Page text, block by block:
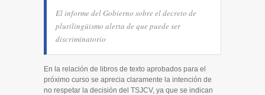
El informe del Gobierno sobre el decreto de
plurilingüismo alerta de que puede ser
discriminatorio
En la relación de libros de texto aprobados para el
próximo curso se aprecia claramente la intención de
no respetar la decisión del TSJCV, ya que se indican